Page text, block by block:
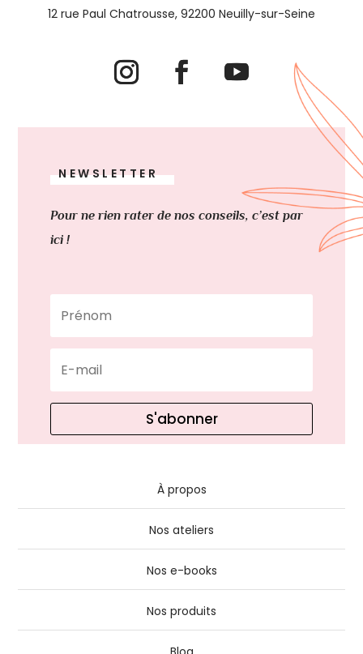
12 rue Paul Chatrousse, 92200 Neuilly-sur-Seine
À propos
Nos ateliers
Nos e-books
Nos produits
NEWSLETTER
Pour ne rien rater de nos conseils, c’est par
ici !
S'abonner